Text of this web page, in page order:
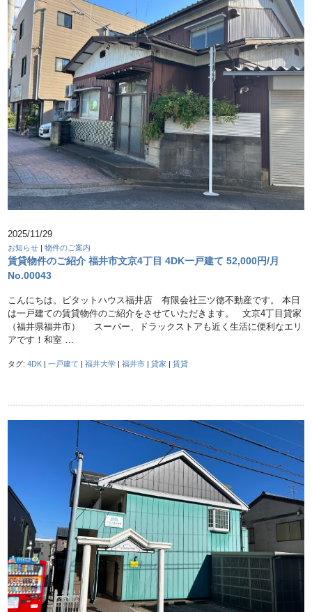
2025/11/29
お知らせ |物件のご案内
賃貸物件のご紹介 福井市文京4丁目 4DK一戸建て 52,000円/月
No.00043
こんにちは。ピタットハウス福井店 有限会社三ツ徳不動産です。 本日
は一戸建ての賃貸物件のご紹介をさせていただきます。 文京4丁目貸家
（福井県福井市） スーパー、ドラックストアも近く生活に便利なエリ
アです！和室 …
タグ:4DK |一戸建て |福井大学 |福井市 |貸家 |賃貸